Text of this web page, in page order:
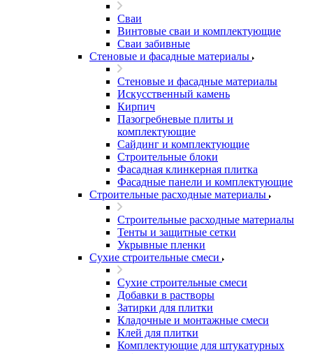
Сваи
Винтовые сваи и комплектующие
Сваи забивные
Стеновые и фасадные материалы
Стеновые и фасадные материалы
Искусственный камень
Кирпич
Пазогребневые плиты и
комплектующие
Сайдинг и комплектующие
Строительные блоки
Фасадная клинкерная плитка
Фасадные панели и комплектующие
Строительные расходные материалы
Строительные расходные материалы
Тенты и защитные сетки
Укрывные пленки
Сухие строительные смеси
Сухие строительные смеси
Добавки в растворы
Затирки для плитки
Кладочные и монтажные смеси
Клей для плитки
Комплектующие для штукатурных